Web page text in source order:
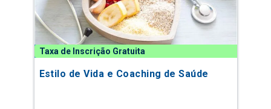
Taxa de Inscrição Gratuita
Estilo de Vida e Coaching de Saúde